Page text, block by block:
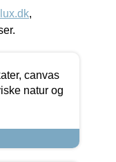
Illux.dk,
canvas
natur og